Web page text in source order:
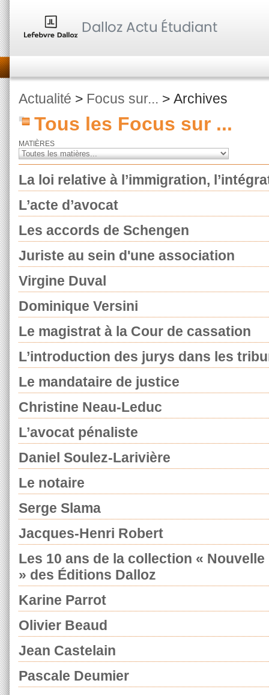
Actualité > Focus sur... > Archives
Tous les Focus sur ...
MATIÈRES
La loi relative à l’immigration,
L’acte d’avocat
Les accords de Schengen
Juriste au sein d'une association
Virgine Duval
Dominique Versini
Le magistrat à la Cour de cassation
L’introduction des jurys dans les
Le mandataire de justice
Christine Neau-Leduc
L’avocat pénaliste
Daniel Soulez-Larivière
Le notaire
Serge Slama
Jacques-Henri Robert
Les 10 ans de la collection «
» des Éditions Dalloz
Karine Parrot
Olivier Beaud
Jean Castelain
Pascale Deumier